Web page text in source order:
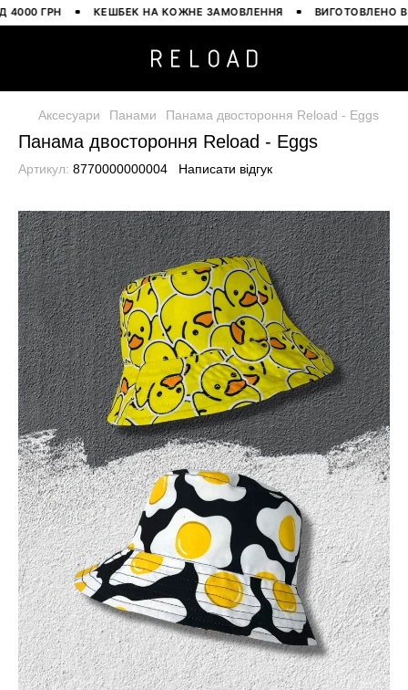
ГРН КЕШБЕК НА КОЖНЕ ЗАМОВЛЕННЯ ВИГОТОВЛЕНО В
Аксесуари Панами Панама двостороння Reload - Eggs
Панама двостороння Reload - Eggs
Артикул: 8770000000004 Написати відгук